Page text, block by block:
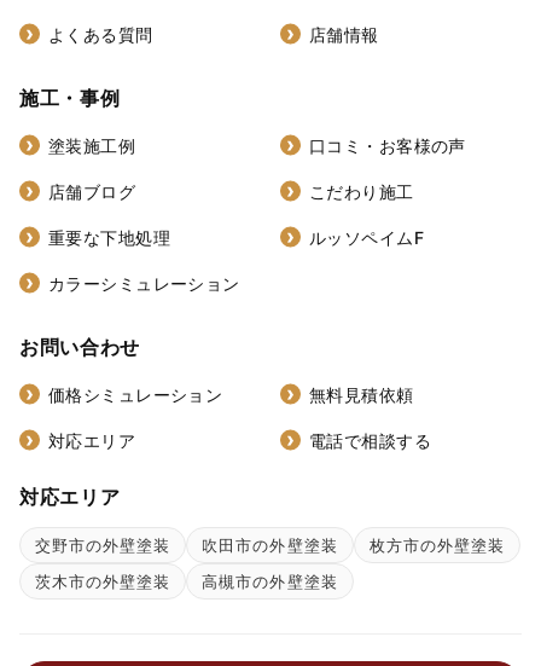
よくある質問 店舗情報
施工・事例
塗装施工例 口コミ・お客様の声
店舗ブログ こだわり施工
重要な下地処理 ルッソペイムF
カラーシミュレーション
お問い合わせ
価格シミュレーション 無料見積依頼
対応エリア 電話で相談する
対応エリア
交野市の外壁塗装 吹田市の外壁塗装
枚方市の外壁塗装
茨木市の外壁塗装
高槻市の外壁塗装